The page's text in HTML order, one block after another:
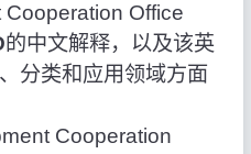
Office
的中文解释，以及该英
分类和应用领域方面
Cooperation